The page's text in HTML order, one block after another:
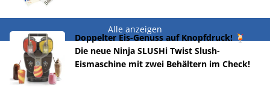
Alle anzeigen
Doppelter Eis-Genuss auf Knopfdruck! 🍹
Die neue Ninja SLUSHi Twist Slush-
Eismaschine mit zwei Behältern im Check!